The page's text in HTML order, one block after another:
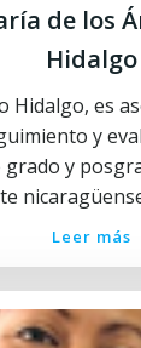
de los
Hidalgo
Hidalgo, es
y
y
Leer más